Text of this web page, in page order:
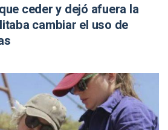
ceder y dejó afuera la
cambiar el uso de